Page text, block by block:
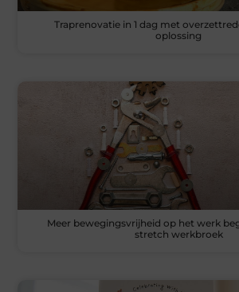
Traprenovatie in 1 dag met
oplossing
Meer bewegingsvrijheid op het werk
stretch werkbroek